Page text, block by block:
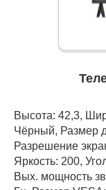
Высота: 42,3,
Чёрный, Размер
Разрешение
Яркость: 200,
Вых. мощность